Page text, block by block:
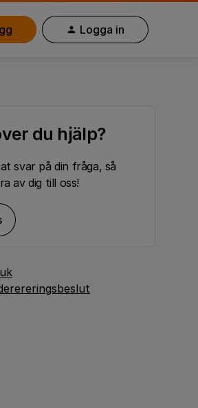
Logga in
du hjälp?
svar på din fråga, så
av dig till oss!